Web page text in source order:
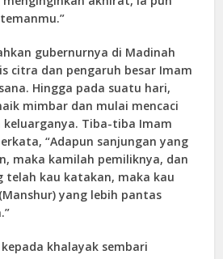
gubernurnya di Madinah
citra dan pengaruh besar Imam
Hingga pada suatu hari,
mimbar dan mulai mencaci
keluarganya. Tiba-tiba Imam
“Adapun sanjungan yang
maka kamilah pemiliknya, dan
telah kau katakan, maka kau
yang lebih pantas
khalayak sembari